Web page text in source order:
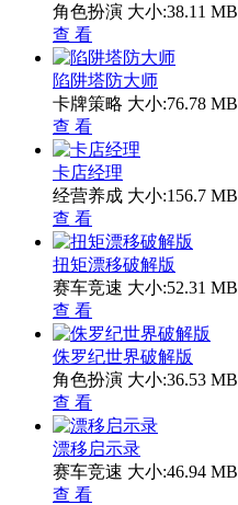
角色扮演 大小:38.11 MB
查 看
陷阱塔防大师
卡牌策略 大小:76.78 MB
查 看
卡店经理
经营养成 大小:156.7 MB
查 看
扭矩漂移破解版
赛车竞速 大小:52.31 MB
查 看
侏罗纪世界破解版
角色扮演 大小:36.53 MB
查 看
漂移启示录
赛车竞速 大小:46.94 MB
查 看